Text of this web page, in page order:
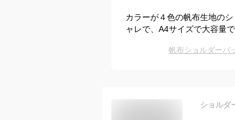
カラーが４色の帆布生地の
ャレで、A4サイズで大容量
帆布ショルダーバ